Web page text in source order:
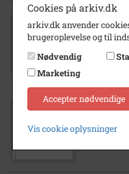
1870
Ernst Trier
9,
Vallekilde
Cookies på arkiv.dk
arkiv.dk anvender
brugeroplevelse og til
Nødvendig
Marketing
Accepter nødvendige
Vis cookie oplysninger